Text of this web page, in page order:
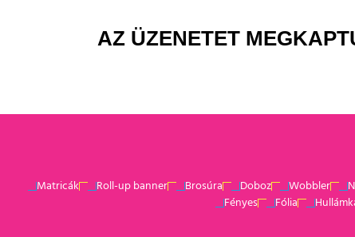
AZ ÜZENETET
Matricák Roll-up banner Brosúra Doboz Wobbler
Fényes
Fólia